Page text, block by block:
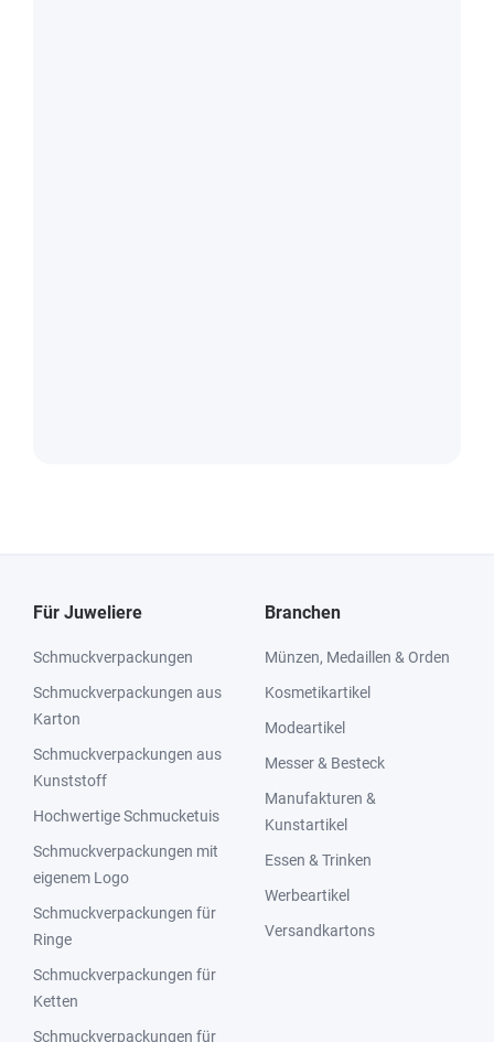
Für Juweliere
Schmuckverpackungen
Schmuckverpackungen aus
Karton
Schmuckverpackungen aus
Kunststoff
Hochwertige Schmucketuis
Schmuckverpackungen mit
eigenem Logo
Schmuckverpackungen für
Ringe
Schmuckverpackungen für
Ketten
Schmuckverpackungen für
Branchen
Münzen, Medaillen & Orden
Kosmetikartikel
Modeartikel
Messer & Besteck
Manufakturen &
Kunstartikel
Essen & Trinken
Werbeartikel
Versandkartons